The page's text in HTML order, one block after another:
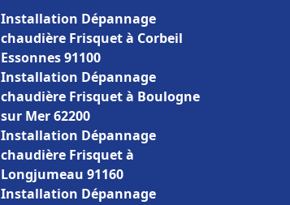
Installation Dépannage
chaudière Frisquet à Corbeil
Essonnes 91100
Installation Dépannage
chaudière Frisquet à Boulogne
sur Mer 62200
Installation Dépannage
chaudière Frisquet à
Longjumeau 91160
Installation Dépannage